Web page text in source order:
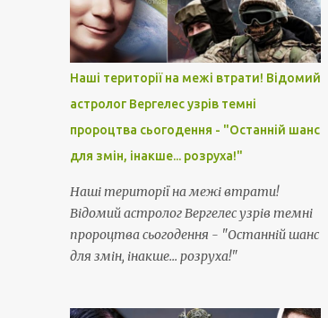
Наші території на межі втрати! Відомий
астролог Вергелес узрів темні
пророцтва сьогодення - "Останній шанс
для змін, інакше... розруха!"
Наші території на межі втрати!
Відомий астролог Вергелес узрів темні
пророцтва сьогодення - "Останній шанс
для змін, інакше... розруха!"